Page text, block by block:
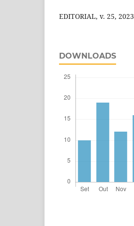
EDITORIAL, v. 25, 2023
DOWNLOADS